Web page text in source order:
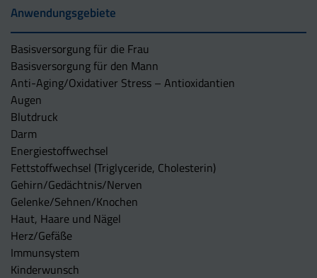
Anwendungsgebiete
Basisversorgung für die Frau
Basisversorgung für den Mann
Anti-Aging/Oxidativer Stress – Antioxidantien
Augen
Blutdruck
Darm
Energiestoffwechsel
Fettstoffwechsel (Triglyceride, Cholesterin)
Gehirn/Gedächtnis/Nerven
Gelenke/Sehnen/Knochen
Haut, Haare und Nägel
Herz/Gefäße
Immunsystem
Kinderwunsch